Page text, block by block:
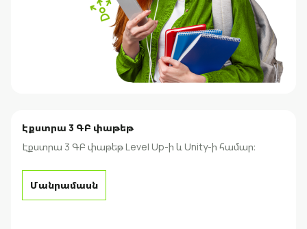
Էքստրա 3 ԳԲ փաթեթ
Էքստրա 3 ԳԲ փաթեթ Level Up-ի և Unity-ի համար։
Մանրամասն